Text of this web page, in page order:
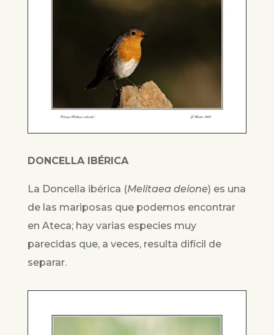
DONCELLA IBÉRICA
La Doncella ibérica (Melitaea deione) es una
de las mariposas que podemos encontrar
en Ateca; hay varias especies muy
parecidas que, a veces, resulta difícil de
separar.